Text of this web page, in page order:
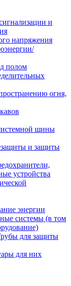
и
напряжения
полом
огня,
шины
и защиты
устройства
энергии
системы (в том
для защиты
для них